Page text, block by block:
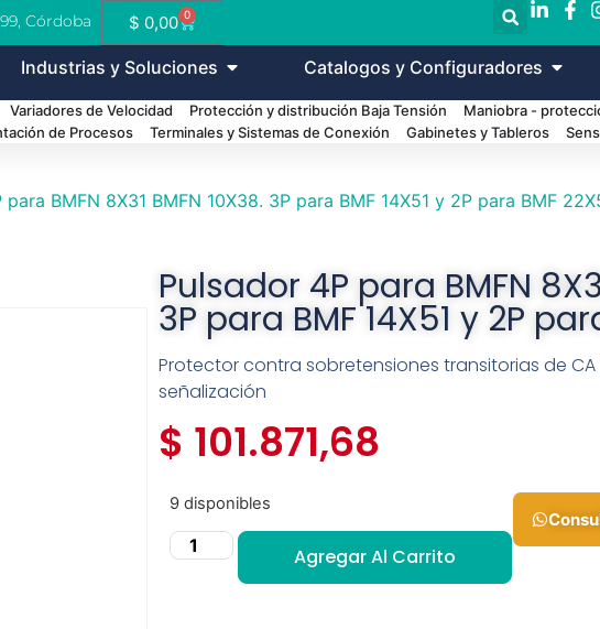
Córdoba $ 0,00 0
Industrias y Soluciones Catalogos y Configuradores
Variadores de Velocidad Protección y distribución Baja Tensión
Maniobra -
de Procesos Terminales y Sistemas de Conexión Gabinetes y Tableros
BMFN 8X31 BMFN 10X38. 3P para BMF 14X51 y 2P para BMF
Pulsador 4P para BMFN
3P para BMF 14X51 y 2P
Protector contra sobretensiones transitorias de CA
señalización
$ 101.871,68
9 disponibles
Agregar Al Carrito